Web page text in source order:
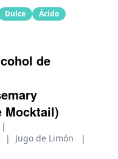
Dulce Ácido
de
Mocktail)
|
| Jugo de Limón
|